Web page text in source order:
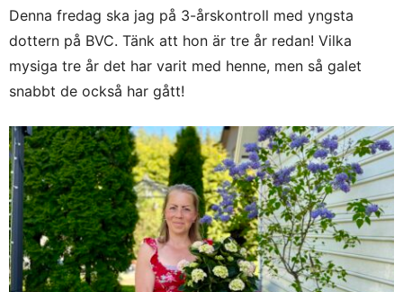
Denna fredag ska jag på 3-årskontroll med yngsta
dottern på BVC. Tänk att hon är tre år redan! Vilka
mysiga tre år det har varit med henne, men så galet
snabbt de också har gått!